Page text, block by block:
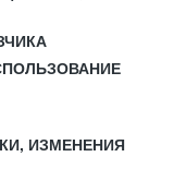
ИЗМЕНЕНИЯ